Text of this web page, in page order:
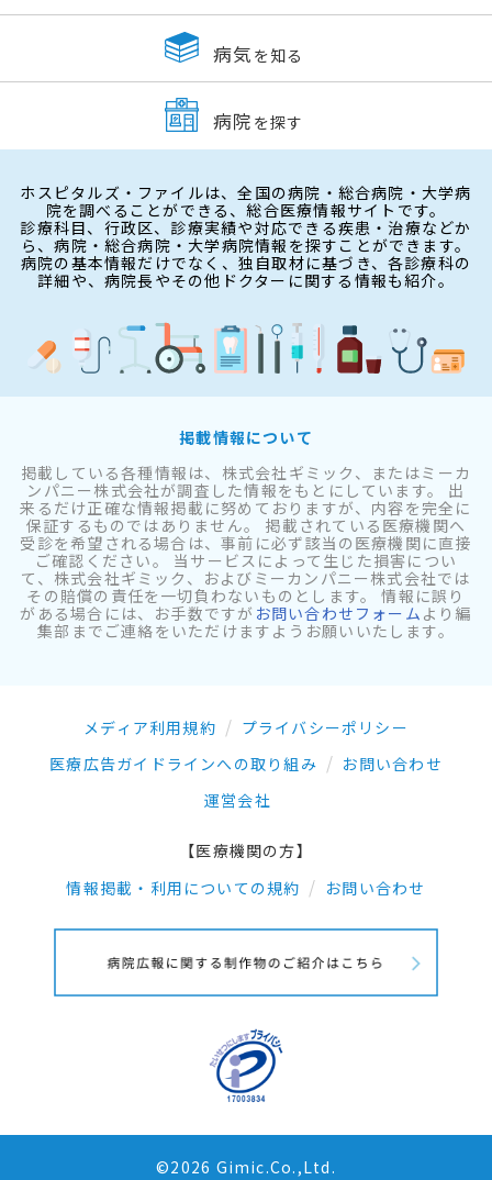
病気 を知る
病院 を探す
ホスピタルズ・ファイルは、全国の病院・総合病院・大学病
院を調べることができる、総合医療情報サイトです。
診療科目、行政区、診療実績や対応できる疾患・治療などか
ら、病院・総合病院・大学病院情報を探すことができます。
病院の基本情報だけでなく、独自取材に基づき、各診療科の
詳細や、病院長やその他ドクターに関する情報も紹介。
掲載情報について
掲載している各種情報は、株式会社ギミック、またはミーカ
ンパニー株式会社が調査した情報をもとにしています。 出
来るだけ正確な情報掲載に努めておりますが、内容を完全に
保証するものではありません。 掲載されている医療機関へ
受診を希望される場合は、事前に必ず該当の医療機関に直接
ご確認ください。 当サービスによって生じた損害につい
て、株式会社ギミック、およびミーカンパニー株式会社では
その賠償の責任を一切負わないものとします。 情報に誤り
がある場合には、お手数ですが お問い合わせフォーム より編
集部までご連絡をいただけますようお願いいたします。
メディア利用規約
プライバシーポリシー
医療広告ガイドラインへの取り組み
お問い合わせ
運営会社
【医療機関の方】
情報掲載・利用についての規約
お問い合わせ
©2026 Gimic.Co.,Ltd.